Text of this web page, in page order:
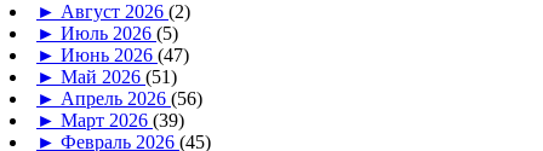
► Август 2026 (2)
► Июль 2026 (5)
► Июнь 2026 (47)
► Май 2026 (51)
► Апрель 2026 (56)
► Март 2026 (39)
► Февраль 2026 (45)